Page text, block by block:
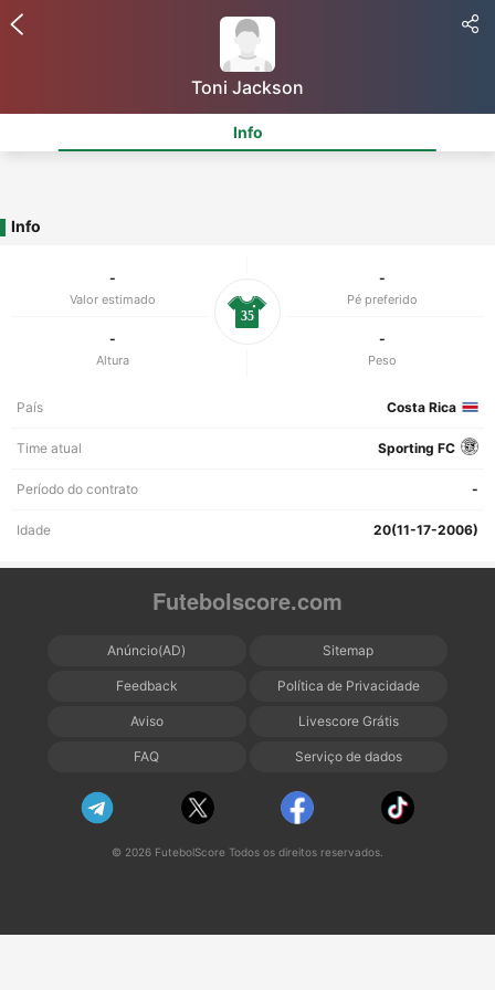
Toni Jackson
Info
Info
-
Valor estimado
-
Pé preferido
-
Altura
-
Peso
35
País Costa Rica
Time atual Sporting FC
Período do contrato -
Idade 20(11-17-2006)
Futebolscore.com
Anúncio(AD) Sitemap
Feedback Política de Privacidade
Aviso Livescore Grátis
FAQ Serviço de dados
© 2026 FutebolScore Todos os direitos reservados.